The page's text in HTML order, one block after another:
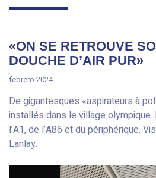
«ON SE RETROUVE
DOUCHE D’AIR PUR»
febrero 2024
De gigantesques «aspirateurs à
installés dans le village
l’A1, de l’A86 et du périphérique.
Lanlay.